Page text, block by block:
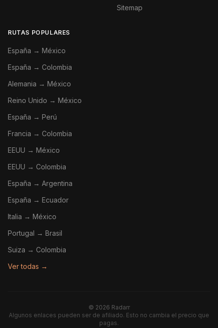
Sitemap
RUTAS POPULARES
España → México
España → Colombia
Alemania → México
Reino Unido → México
España → Perú
Francia → Colombia
EEUU → México
EEUU → Colombia
España → Argentina
España → Ecuador
Italia → México
Portugal → Brasil
Suiza → Colombia
Ver todas →
© 2026 Radarr
Algunos enlaces pueden ser de afiliado. Esto no cambia el precio que
pagas.